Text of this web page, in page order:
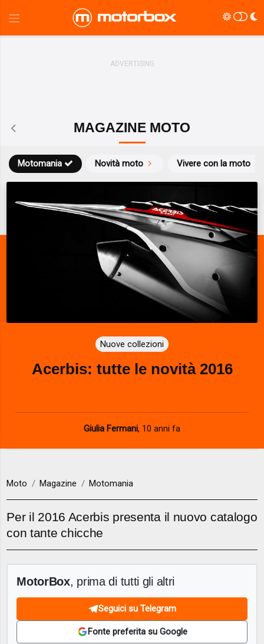
MAGAZINE MOTO
Novità moto Vivere con la moto
Motomania
Nuove collezioni
Acerbis: tutte le novità 2016
Giulia Fermani, 10 anni fa
Moto Magazine Motomania
Per il 2016 Acerbis presenta il nuovo catalogo
con tante chicche
MotorBox, prima di tutti gli altri
Seguici su Telegram
Fonte preferita su Google